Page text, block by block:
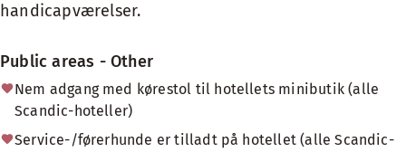
handicapværelser.
Public areas - Other
Nem adgang med kørestol til hotellets minibutik (alle
Scandic-hoteller)
Service-/førerhunde er tilladt på hotellet (alle Scandic-